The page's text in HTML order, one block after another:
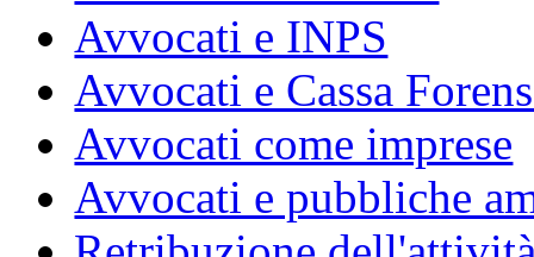
Avvocati e INPS
Avvocati e Cassa
Avvocati come imprese
Avvocati e pubbliche